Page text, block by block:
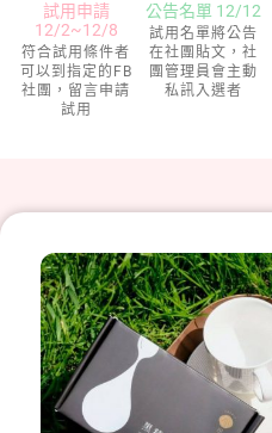
試用申請
12/2~12/8
符合試用條件者
可以到指定的FB
社團，留言申請
試用
公告名單 12/12
試用名單將公告
在社團貼文，社
團管理員會主動
私訊入選者